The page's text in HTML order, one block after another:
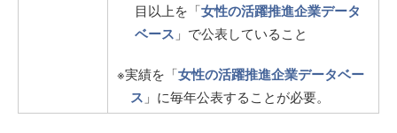
目以上を「女性の活躍推進企業データ
ベース 」で公表していること
※実績を「女性の活躍推進企業データベー
ス 」に毎年公表することが必要。